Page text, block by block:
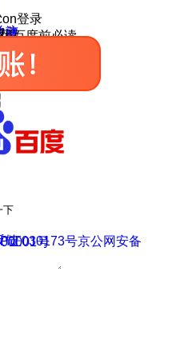
登录
注
藏
心
馈百度前必读
下
馈
证030173号
号